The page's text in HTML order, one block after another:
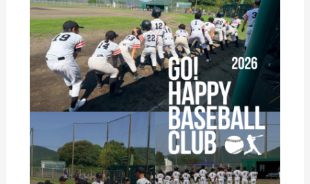
ム
一
丸！